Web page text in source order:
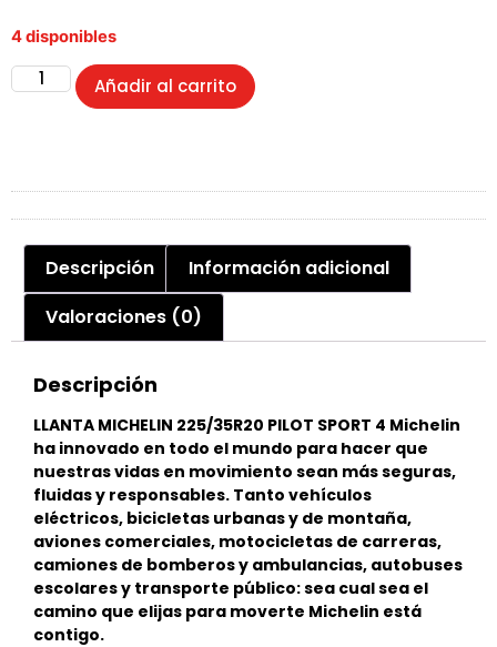
4 disponibles
Añadir al carrito
Descripción
Información adicional
Valoraciones (0)
Descripción
LLANTA MICHELIN 225/35R20 PILOT SPORT 4 Michelin
ha innovado en todo el mundo para hacer que
nuestras vidas en movimiento sean más seguras,
fluidas y responsables. Tanto vehículos
eléctricos, bicicletas urbanas y de montaña,
aviones comerciales, motocicletas de carreras,
camiones de bomberos y ambulancias, autobuses
escolares y transporte público: sea cual sea el
camino que elijas para moverte Michelin está
contigo.